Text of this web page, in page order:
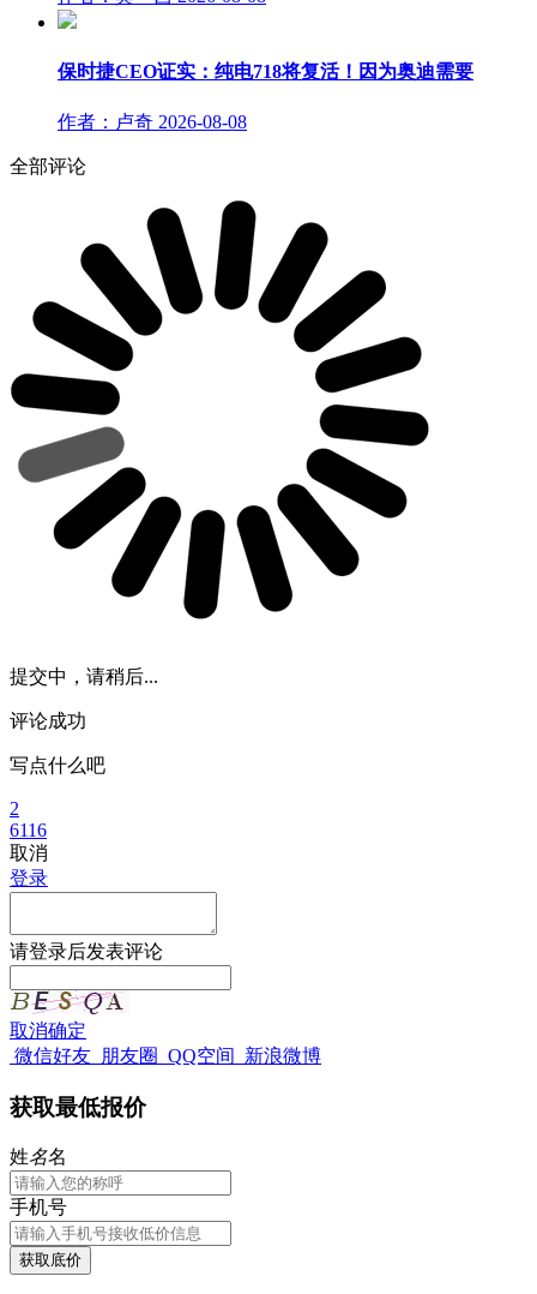
保时捷CEO证实：纯电718将复活！因为奥迪需要
作者：卢奇 2026-08-08
全部评论
提交中，请稍后...
评论成功
写点什么吧
2
6116
取消
登录
请登录后发表评论
取消确定
微信好友 朋友圈 QQ空间 新浪微博
获取最低报价
姓名名
手机号
获取底价